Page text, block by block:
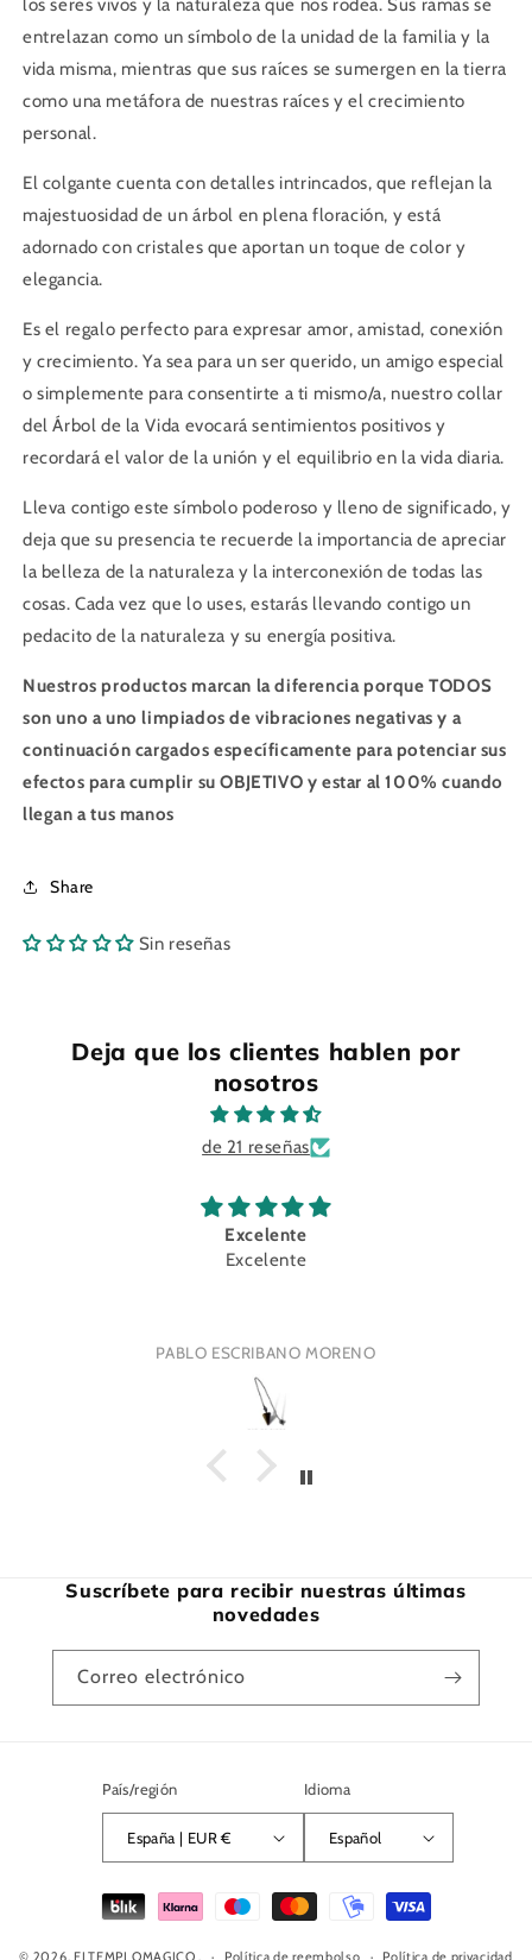
los seres vivos y la naturaleza que nos rodea. Sus ramas se
entrelazan como un símbolo de la unidad de la familia y la
vida misma, mientras que sus raíces se sumergen en la tierra
como una metáfora de nuestras raíces y el crecimiento
personal.
El colgante cuenta con detalles intrincados, que reflejan la
majestuosidad de un árbol en plena floración, y está
adornado con cristales que aportan un toque de color y
elegancia.
Es el regalo perfecto para expresar amor, amistad, conexión
y crecimiento. Ya sea para un ser querido, un amigo especial
o simplemente para consentirte a ti mismo/a, nuestro collar
del Árbol de la Vida evocará sentimientos positivos y
recordará el valor de la unión y el equilibrio en la vida diaria.
Lleva contigo este símbolo poderoso y lleno de significado, y
deja que su presencia te recuerde la importancia de apreciar
la belleza de la naturaleza y la interconexión de todas las
cosas. Cada vez que lo uses, estarás llevando contigo un
pedacito de la naturaleza y su energía positiva.
Nuestros productos marcan la diferencia porque TODOS
son uno a uno limpiados de vibraciones negativas y a
continuación cargados específicamente para potenciar sus
efectos para cumplir su OBJETIVO y estar al 100% cuando
llegan a tus manos
Share
Sin reseñas
Deja que los clientes hablen por
nosotros
de 21 reseñas
Excelente
Excelente
PABLO ESCRIBANO MORENO
Suscríbete para recibir nuestras últimas
novedades
Correo electrónico
País/región
España | EUR €
Idioma
Español
Formas
de
© 2026, ELTEMPLOMAGICO Política de reembolso Política de privacidad